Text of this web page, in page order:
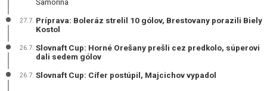
Šamorína
27.7. Príprava: Boleráz strelil 10 gólov, Brestovany porazili Biely
Kostol
26.7. Slovnaft Cup: Horné Orešany prešli cez predkolo, súperovi
dali sedem gólov
26.7. Slovnaft Cup: Cífer postúpil, Majcichov vypadol